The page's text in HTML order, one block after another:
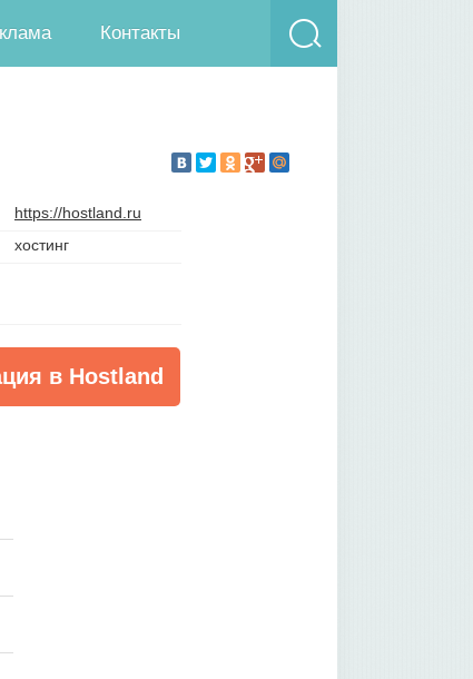
Контакты
https://hostland.ru
хостинг
в Hostland